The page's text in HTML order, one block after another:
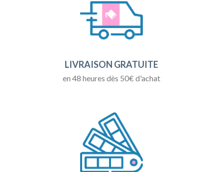
LIVRAISON GRATUITE
en 48 heures dès 50€ d'achat